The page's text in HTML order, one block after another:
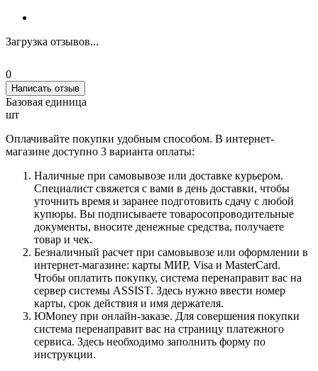
Загрузка отзывов...
0
Написать отзыв
Базовая единица
шт
Оплачивайте покупки удобным способом. В интернет-
магазине доступно 3 варианта оплаты:
Наличные при самовывозе или доставке курьером.
Специалист свяжется с вами в день доставки, чтобы
уточнить время и заранее подготовить сдачу с любой
купюры. Вы подписываете товаросопроводительные
документы, вносите денежные средства, получаете
товар и чек.
Безналичный расчет при самовывозе или оформлении в
интернет-магазине: карты МИР, Visa и MasterCard.
Чтобы оплатить покупку, система перенаправит вас на
сервер системы ASSIST. Здесь нужно ввести номер
карты, срок действия и имя держателя.
ЮMoney при онлайн-заказе. Для совершения покупки
система перенаправит вас на страницу платежного
сервиса. Здесь необходимо заполнить форму по
инструкции.